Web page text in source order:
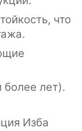
что
лет).
Изба